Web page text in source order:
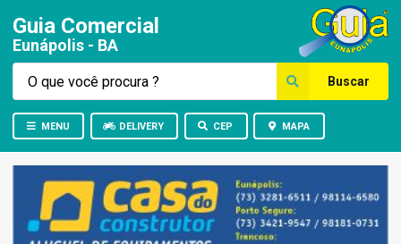
Guia Comercial
Eunápolis - BA
Buscar
MENU DELIVERY CEP MAPA